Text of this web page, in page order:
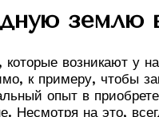
возникают у
к примеру, чтобы
опыт в
на это,